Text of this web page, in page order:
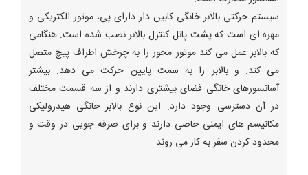
سیستم حرکتی بالابر خانگی کابین دار دارای پی، موتور الکتریکی و
مهره ای است که پشت پانل کنترل بالابر نصب شده است. هنگامی
که بالابر عمل می کند موتور محور را به چرخش اطراف پیچ متصل
می کند. و بالابر را به سمت پایین حرکت می دهد. بیشتر
آسانسورهای خانگی فضای بیشتری دارند و از سه قسمت مختلف
در آن دسترسی وجود دارد. این نوع بالابر خانگی هیدرولیکی
مکانیسم های ایمنی خاصی دارند و برای صرفه جویی در وقت و
محدود کردن سفر به کار می روند.